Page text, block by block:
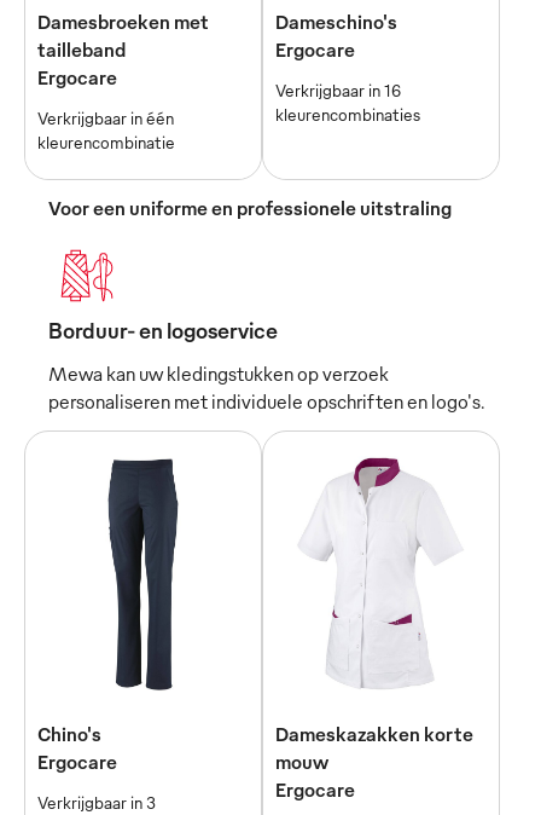
Damesbroeken met
tailleband
Ergocare
Verkrijgbaar in één
kleurencombinatie
Dameschino's
Ergocare
Verkrijgbaar in 16
kleurencombinaties
Voor een uniforme en professionele uitstraling
Borduur- en logoservice
Mewa kan uw kledingstukken op verzoek
personaliseren met individuele opschriften en logo's.
Chino's
Ergocare
Verkrijgbaar in 3
Dameskazakken korte
mouw
Ergocare